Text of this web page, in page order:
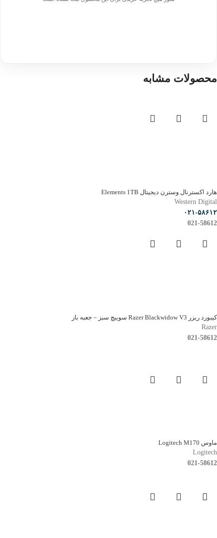
محصولات مشابه
هارد اکسترنال وسترن دیجیتال Elements 1TB
Western Digital
۰۲۱-۵۸۶۱۲
021-58612
کیبورد ریزر Razer Blackwidow V3 سوییچ سبز – جعبه باز
Razer
021-58612
ماوس Logitech M170
Logitech
021-58612